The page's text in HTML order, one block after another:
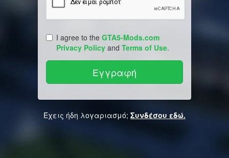
I agree to the GTA5-Mods.com
Privacy Policy and Terms of Use.
Έχεις ήδη λογαριασμό; Συνδέσου εδώ.